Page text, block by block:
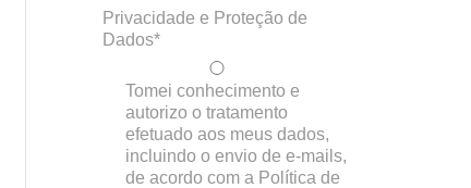
Privacidade e Proteção de
Dados*
Tomei conhecimento e
autorizo o tratamento
efetuado aos meus dados,
incluindo o envio de e-mails,
de acordo com a Política de